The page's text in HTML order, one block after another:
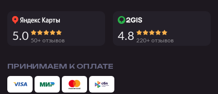
5.0 50+ отзывов 4.8 220+ отзывов
ПРИНИМАЕМ К ОПЛАТЕ